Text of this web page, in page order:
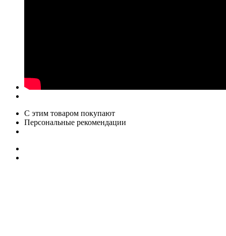
С этим товаром покупают
Персональные рекомендации